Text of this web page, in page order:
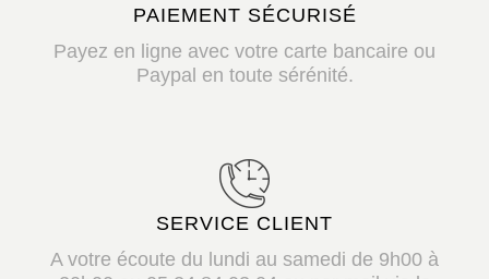
PAIEMENT SÉCURISÉ
Payez en ligne avec votre carte bancaire ou
Paypal en toute sérénité.
SERVICE CLIENT
A votre écoute du lundi au samedi de 9h00 à